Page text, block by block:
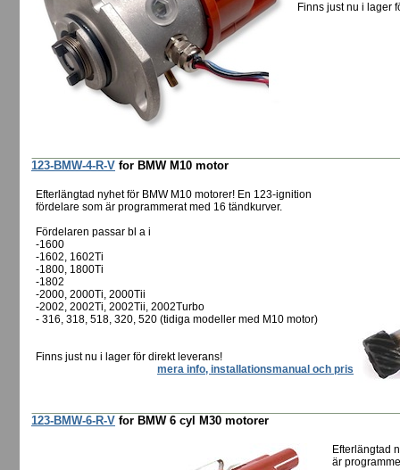
Finns just nu i lager
123-BMW-4-R-V for BMW M10 motor
Efterlängtad nyhet för BMW M10 motorer! En 123-ignition
fördelare som är programmerat med 16 tändkurver.
Fördelaren passar bl a i
-1600
-1602, 1602Ti
-1800, 1800Ti
-1802
-2000, 2000Ti, 2000Tii
-2002, 2002Ti, 2002Tii, 2002Turbo
- 316, 318, 518, 320, 520 (tidiga modeller med M10 motor)
Finns just nu i lager för direkt leverans!
mera info, installationsmanual och pris
123-BMW-6-R-V for BMW 6 cyl M30 motorer
Efterlängtad
är